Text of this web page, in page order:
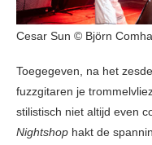
Cesar Sun © Björn
Toegegeven, na het
fuzzgitaren je
stilistisch niet altijd even
Nightshop hakt de